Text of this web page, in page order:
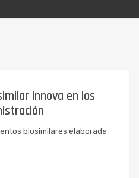
innova en los
biosimilares elaborada